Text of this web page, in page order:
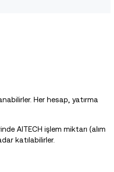
Her hesap, yatırma
AITECH işlem miktarı (alım
katılabilirler.